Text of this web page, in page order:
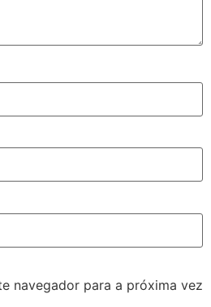
navegador para a próxima vez